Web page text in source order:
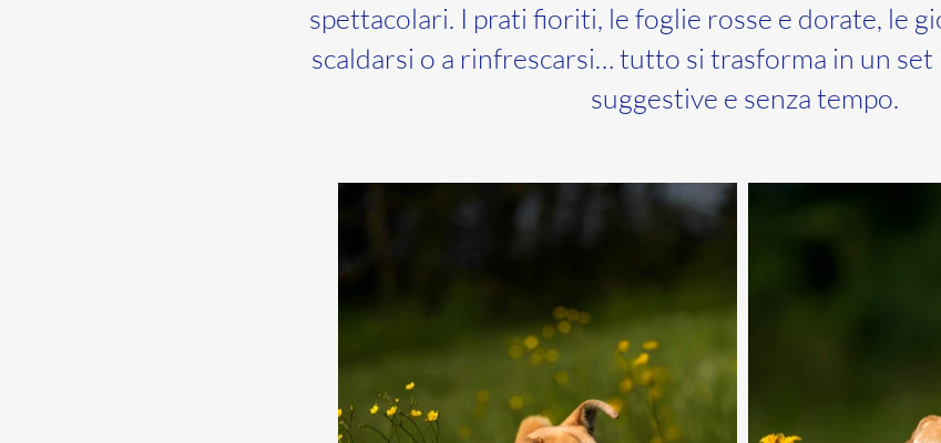
spettacolari. I prati fioriti, le foglie rosse e dorate, le
scaldarsi o a rinfrescarsi… tutto si trasforma in un
suggestive e senza tempo.